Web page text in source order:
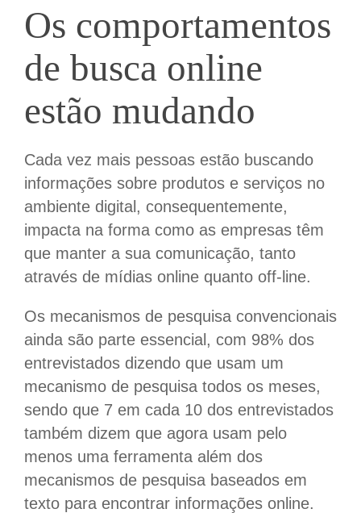
Os comportamentos
de busca online
estão mudando
Cada vez mais pessoas estão buscando
informações sobre produtos e serviços no
ambiente digital, consequentemente,
impacta na forma como as empresas têm
que manter a sua comunicação, tanto
através de mídias online quanto off-line.
Os mecanismos de pesquisa convencionais
ainda são parte essencial, com 98% dos
entrevistados dizendo que usam um
mecanismo de pesquisa todos os meses,
sendo que 7 em cada 10 dos entrevistados
também dizem que agora usam pelo
menos uma ferramenta além dos
mecanismos de pesquisa baseados em
texto para encontrar informações online.